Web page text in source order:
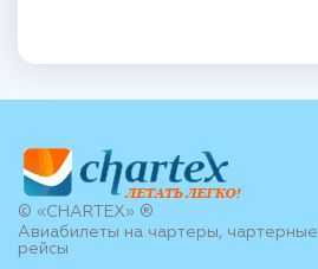
© «CHARTEX» ®
Авиабилеты на чартеры, чартерные
рейсы